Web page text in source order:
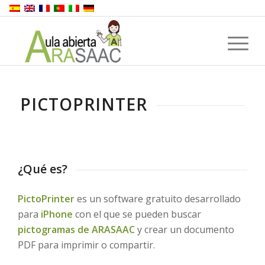
PICTOPRINTER
¿Qué es?
PictoPrinteres un software gratuito desarrollado
para iPhone con el que se pueden buscar
pictogramas de ARASAACy crear un documento
PDF para imprimir o compartir.